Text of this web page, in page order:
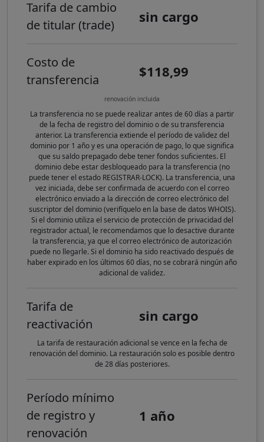
Tarifa de cambio
de titular (trade)
sin cargo
Costo de
transferencia
$118,99
renovación incluida
La transferencia no se puede realizar antes de 60 días a partir
de la fecha de registro del dominio o de su transferencia
anterior. La transferencia extiende el período de validez del
dominio por 1 año y es una operación de pago, lo que significa
que su saldo prepagado debe tener fondos suficientes. El
dominio debe estar desbloqueado para la transferencia (no
puede tener el estado REGISTRAR-LOCK). La transferencia, una
vez iniciada, debe ser confirmada de acuerdo con el correo
electrónico enviado a la dirección de correo electrónico del
suscriptor del dominio (verifíquelo en la base de datos WHOIS).
Si el dominio utiliza el servicio de protección de privacidad del
registrador actual, le recomendamos que lo desactive durante
la transferencia, ya que el correo electrónico de autorización
puede no llegarle. Si el dominio ha sido reactivado después de
haber expirado en los últimos 60 días, no se cobrará ningún año
adicional de validez.
Tarifa de
reactivación
sin cargo
La tarifa de restauración adicional se vence en la fecha de
renovación del dominio. La restauración solo es posible dentro
de 28 días posteriores.
Período mínimo
de registro y
renovación
1 año